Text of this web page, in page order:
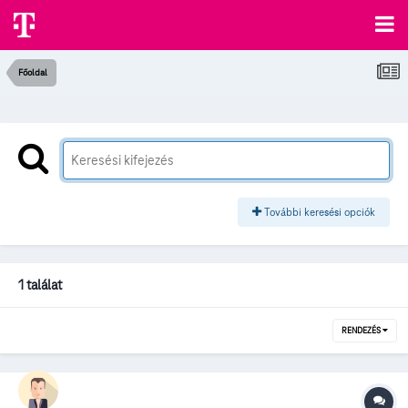
Főoldal
További keresési opciók
1 találat
RENDEZÉS